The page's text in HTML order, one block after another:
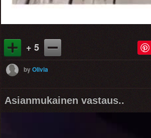
+ 5
byOlivia
Asianmukainen vastaus..